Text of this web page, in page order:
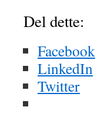
Del dette:
Facebook
LinkedIn
Twitter